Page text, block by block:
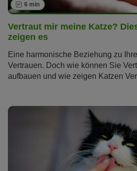
6 min
Vertraut mir meine Katze?
zeigen es
Eine harmonische Beziehung zu
Vertrauen. Doch wie können Sie
aufbauen und wie zeigen Katzen
Ihnen, ob und wie sehr Ihre Katze